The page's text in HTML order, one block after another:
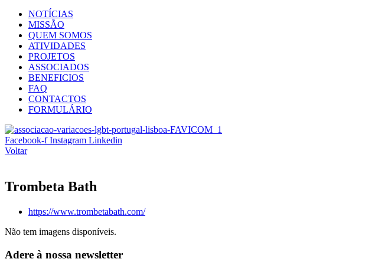
NOTÍCIAS
MISSÃO
QUEM SOMOS
ATIVIDADES
PROJETOS
ASSOCIADOS
BENEFICIOS
FAQ
CONTACTOS
FORMULÁRIO
Facebook-f Instagram Linkedin
Voltar
Trombeta Bath
https://www.trombetabath.com/
Não tem imagens disponíveis.
Adere à nossa newsletter